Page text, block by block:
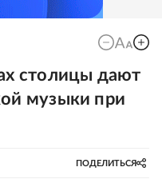
столицы дают
музыки при
ПОДЕЛИТЬСЯ